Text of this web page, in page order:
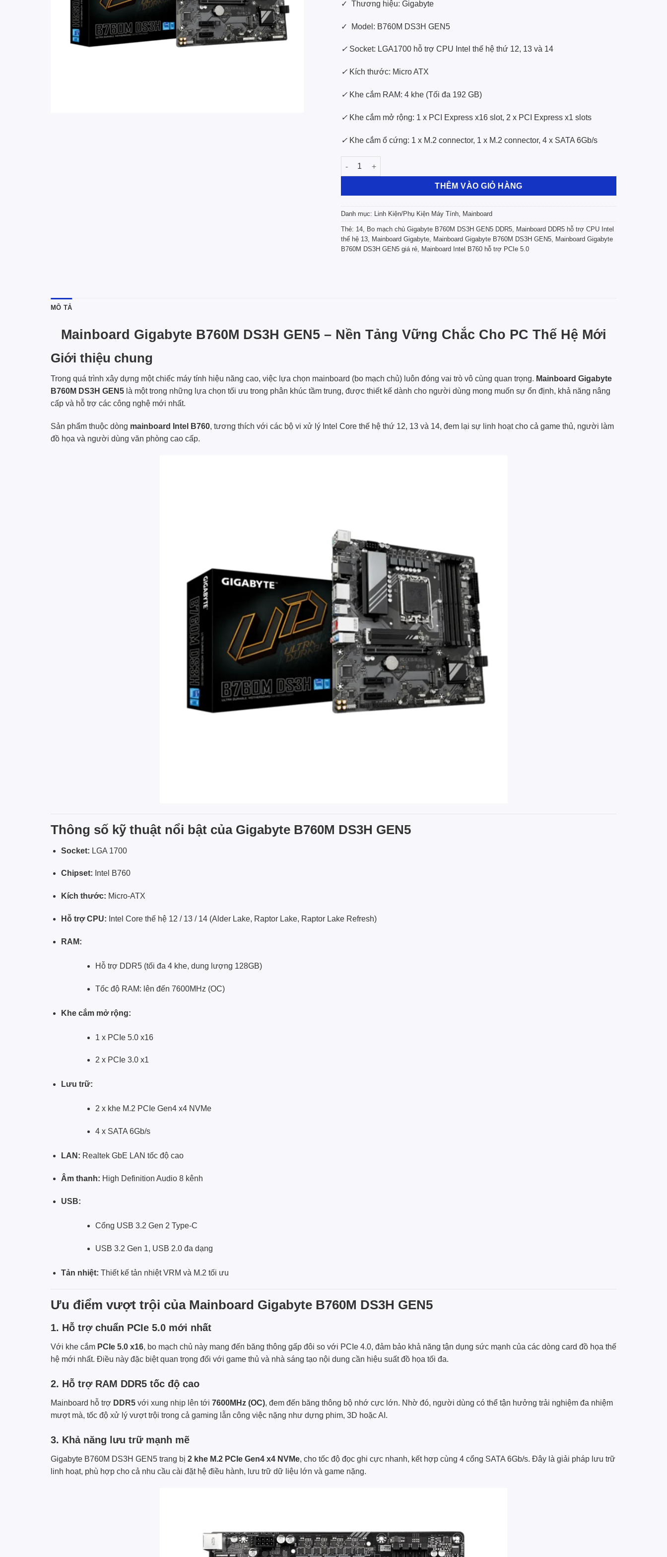
✓ Thương hiệu: Gigabyte
✓ Model: B760M DS3H GEN5
✓ Socket: LGA1700 hỗ trợ CPU Intel thế hệ thứ 12, 13 và 14
✓ Kích thước: Micro ATX
✓ Khe cắm RAM: 4 khe (Tối đa 192 GB)
✓ Khe cắm mở rộng: 1 x PCI Express x16 slot, 2 x PCI Express x1 slots
✓ Khe cắm ổ cứng: 1 x M.2 connector, 1 x M.2 connector, 4 x SATA 6Gb/s
Mainboard Gigabyte B760M DS3H GEN5 số lượng
THÊM VÀO GIỎ HÀNG
Danh mục: Linh Kiện/Phụ Kiện Máy Tính, Mainboard
Thẻ: 14, Bo mạch chủ Gigabyte B760M DS3H GEN5 DDR5, Mainboard DDR5 hỗ trợ CPU Intel
thế hệ 13, Mainboard Gigabyte, Mainboard Gigabyte B760M DS3H GEN5, Mainboard Gigabyte
B760M DS3H GEN5 giá rẻ, Mainboard Intel B760 hỗ trợ PCIe 5.0
MÔ TẢ
Mainboard Gigabyte B760M DS3H GEN5 – Nền Tảng Vững Chắc Cho PC Thế Hệ Mới
Giới thiệu chung
Trong quá trình xây dựng một chiếc máy tính hiệu năng cao, việc lựa chọn mainboard (bo mạch chủ) luôn đóng vai trò vô cùng quan trọng. Mainboard Gigabyte
B760M DS3H GEN5 là một trong những lựa chọn tối ưu trong phân khúc tầm trung, được thiết kế dành cho người dùng mong muốn sự ổn định, khả năng nâng
cấp và hỗ trợ các công nghệ mới nhất.
Sản phẩm thuộc dòng mainboard Intel B760, tương thích với các bộ vi xử lý Intel Core thế hệ thứ 12, 13 và 14, đem lại sự linh hoạt cho cả game thủ, người làm
đồ họa và người dùng văn phòng cao cấp.
Thông số kỹ thuật nổi bật của Gigabyte B760M DS3H GEN5
Socket: LGA 1700
Chipset: Intel B760
Kích thước: Micro-ATX
Hỗ trợ CPU: Intel Core thế hệ 12 / 13 / 14 (Alder Lake, Raptor Lake, Raptor Lake Refresh)
RAM:
Hỗ trợ DDR5 (tối đa 4 khe, dung lượng 128GB)
Tốc độ RAM: lên đến 7600MHz (OC)
Khe cắm mở rộng:
1 x PCIe 5.0 x16
2 x PCIe 3.0 x1
Lưu trữ:
2 x khe M.2 PCIe Gen4 x4 NVMe
4 x SATA 6Gb/s
LAN: Realtek GbE LAN tốc độ cao
Âm thanh: High Definition Audio 8 kênh
USB:
Cổng USB 3.2 Gen 2 Type-C
USB 3.2 Gen 1, USB 2.0 đa dạng
Tản nhiệt: Thiết kế tản nhiệt VRM và M.2 tối ưu
Ưu điểm vượt trội của Mainboard Gigabyte B760M DS3H GEN5
1. Hỗ trợ chuẩn PCIe 5.0 mới nhất
Với khe cắm PCIe 5.0 x16, bo mạch chủ này mang đến băng thông gấp đôi so với PCIe 4.0, đảm bảo khả năng tận dụng sức mạnh của các dòng card đồ họa thế
hệ mới nhất. Điều này đặc biệt quan trọng đối với game thủ và nhà sáng tạo nội dung cần hiệu suất đồ họa tối đa.
2. Hỗ trợ RAM DDR5 tốc độ cao
Mainboard hỗ trợ DDR5 với xung nhịp lên tới 7600MHz (OC), đem đến băng thông bộ nhớ cực lớn. Nhờ đó, người dùng có thể tận hưởng trải nghiệm đa nhiệm
mượt mà, tốc độ xử lý vượt trội trong cả gaming lẫn công việc nặng như dựng phim, 3D hoặc AI.
3. Khả năng lưu trữ mạnh mẽ
Gigabyte B760M DS3H GEN5 trang bị 2 khe M.2 PCIe Gen4 x4 NVMe, cho tốc độ đọc ghi cực nhanh, kết hợp cùng 4 cổng SATA 6Gb/s. Đây là giải pháp lưu trữ
linh hoạt, phù hợp cho cả nhu cầu cài đặt hệ điều hành, lưu trữ dữ liệu lớn và game nặng.